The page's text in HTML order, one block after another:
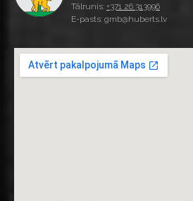
Tālrunis: +371 26 313996
E-pasts: gmb@huberts.lv